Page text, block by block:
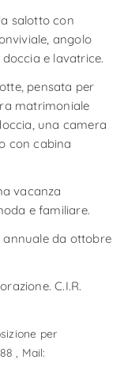
salotto con
angolo
e lavatrice.
pensata per
matrimoniale
una camera
con cabina
vacanza
e familiare.
annuale da ottobre
C.I.R.
per
, Mail: